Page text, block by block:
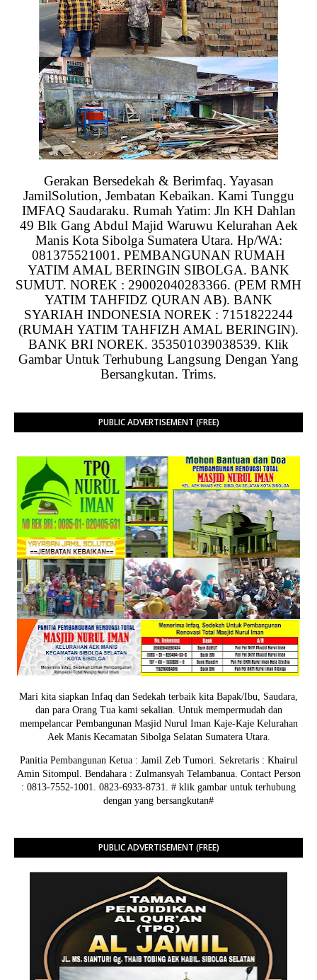
Gerakan Bersedekah & Berimfaq. Yayasan
JamilSolution, Jembatan Kebaikan. Kami Tunggu
IMFAQ Saudaraku. Rumah Yatim: Jln KH Dahlan
49 Blk Gang Abdul Majid Waruwu Kelurahan Aek
Manis Kota Sibolga Sumatera Utara. Hp/WA:
081375521001. PEMBANGUNAN RUMAH
YATIM AMAL BERINGIN SIBOLGA. BANK
SUMUT. NOREK : 29002040283366. (PEM RMH
YATIM TAHFIDZ QURAN AB). BANK
SYARIAH INDONESIA NOREK : 7151822244
(RUMAH YATIM TAHFIZH AMAL BERINGIN).
BANK BRI NOREK. 353501039038539. Klik
Gambar Untuk Terhubung Langsung Dengan Yang
Bersangkutan. Trims.
PUBLIC ADVERTISEMENT (FREE)
Mari kita siapkan Infaq dan Sedekah terbaik kita Bapak/Ibu, Saudara,
dan para Orang Tua kami sekalian. Untuk mempermudah dan
mempelancar Pembangunan Masjid Nurul Iman Kaje-Kaje Kelurahan
Aek Manis Kecamatan Sibolga Selatan Sumatera Utara.
Panitia Pembangunan Ketua : Jamil Zeb Tumori. Sekretaris : Khairul
Amin Sitompul. Bendahara : Zulmansyah Telambanua. Contact Person
: 0813-7552-1001. 0823-6933-8731. # klik gambar untuk terhubung
dengan yang bersangkutan#
PUBLIC ADVERTISEMENT (FREE)